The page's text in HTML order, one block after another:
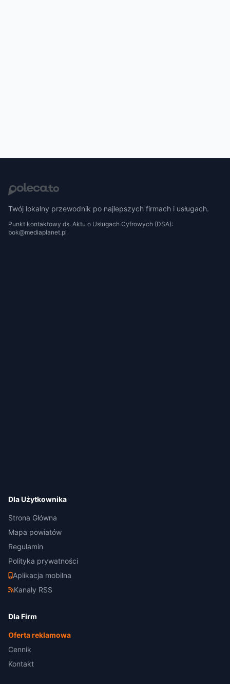
Twój lokalny przewodnik po najlepszych firmach i usługach.
Punkt kontaktowy ds. Aktu o Usługach Cyfrowych (DSA):
bok@mediaplanet.pl
Dla Użytkownika
Strona Główna
Mapa powiatów
Regulamin
Polityka prywatności
Aplikacja mobilna
Kanały RSS
Dla Firm
Oferta reklamowa
Cennik
Kontakt